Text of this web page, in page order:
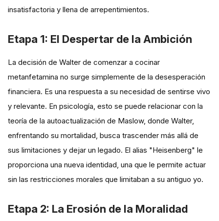
insatisfactoria y llena de arrepentimientos​​.
Etapa 1: El Despertar de la Ambición
La decisión de Walter de comenzar a cocinar
metanfetamina no surge simplemente de la desesperación
financiera. Es una respuesta a su necesidad de sentirse vivo
y relevante. En psicología, esto se puede relacionar con la
teoría de la autoactualización de Maslow, donde Walter,
enfrentando su mortalidad, busca trascender más allá de
sus limitaciones y dejar un legado. El alias "Heisenberg" le
proporciona una nueva identidad, una que le permite actuar
sin las restricciones morales que limitaban a su antiguo yo.
Etapa 2: La Erosión de la Moralidad